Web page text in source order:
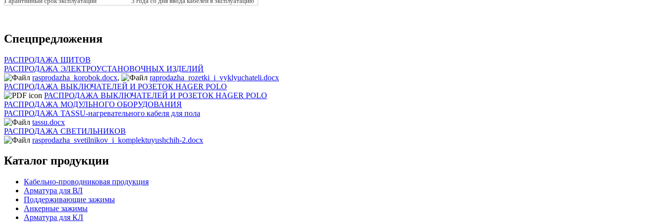
Спецпредложения
РАСПРОДАЖА ЩИТОВ
РАСПРОДАЖА ЭЛЕКТРОУСТАНОВОЧНЫХ ИЗДЕЛИЙ
rasprodazha_korobok.docx,
raprodazha_rozetki_i_vyklyuchateli.docx
РАСПРОДАЖА ВЫКЛЮЧАТЕЛЕЙ И РОЗЕТОК HAGER POLO
РАСПРОДАЖА ВЫКЛЮЧАТЕЛЕЙ И РОЗЕТОК HAGER POLO
РАСПРОДАЖА МОДУЛЬНОГО ОБОРУДОВАНИЯ
РАСПРОДАЖА TASSU-нагревательного кабеля для пола
tassu.docx
РАСПРОДАЖА СВЕТИЛЬНИКОВ
rasprodazha_svetilnikov_i_komplektuyushchih-2.docx
Каталог продукции
Кабельно-проводниковая продукция
Арматура для ВЛ
Поддерживающие зажимы
Анкерные зажимы
Арматура для КЛ